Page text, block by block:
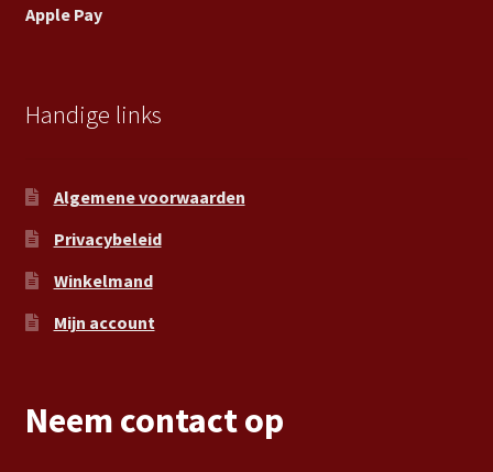
Apple Pay
Handige links
Algemene voorwaarden
Privacybeleid
Winkelmand
Mijn account
Neem contact op